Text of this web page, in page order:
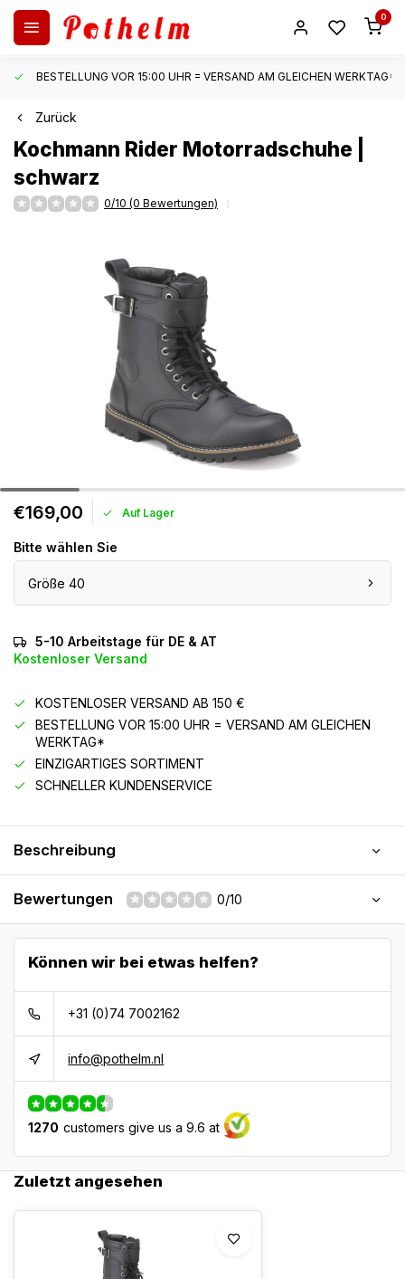
0
BESTELLUNG VOR 15:00 UHR = VERSAND AM GLEICHEN WERKTAG*
Zurück
Kochmann Rider Motorradschuhe |
schwarz
0/10 (0 Bewertungen)
€169,00 Auf Lager
Bitte wählen Sie
Größe 40
5-10 Arbeitstage für DE & AT
Kostenloser Versand
KOSTENLOSER VERSAND AB 150 €
BESTELLUNG VOR 15:00 UHR = VERSAND AM GLEICHEN
WERKTAG*
EINZIGARTIGES SORTIMENT
SCHNELLER KUNDENSERVICE
Beschreibung
Bewertungen 0/10
Können wir bei etwas helfen?
+31 (0)74 7002162
info@pothelm.nl
1270 customers give us a 9.6 at
Zuletzt angesehen